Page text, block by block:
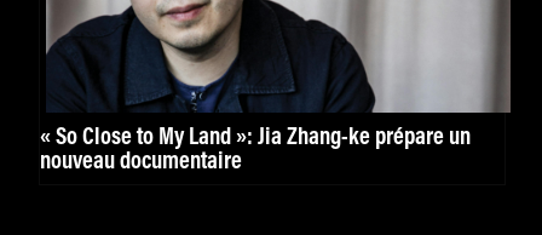
« So Close to My Land »: Jia Zhang-ke prépare un
nouveau documentaire